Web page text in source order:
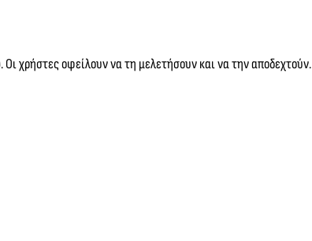
. Οι χρήστες οφείλουν να τη μελετήσουν και να την αποδεχτούν.